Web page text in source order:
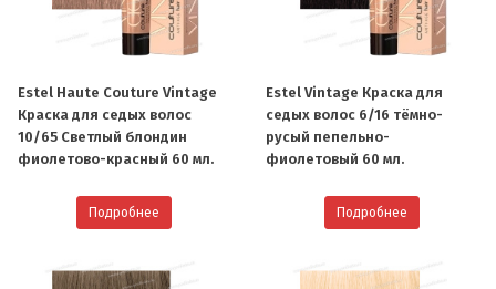
Estel Haute Couture Vintage
Краска для седых волос
10/65 Светлый блондин
фиолетово-красный 60 мл.
Подробнее
Estel Vintage Краска для
седых волос 6/16 тёмно-
русый пепельно-
фиолетовый 60 мл.
Подробнее